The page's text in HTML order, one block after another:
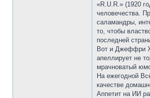
«R.U.R.» (1920
человечества.
саламандры,
то, чтобы
последней
Вот и Джеффри
апеллирует не
мрачноватый
На ежегодной
качестве
Аппетит на ИИ